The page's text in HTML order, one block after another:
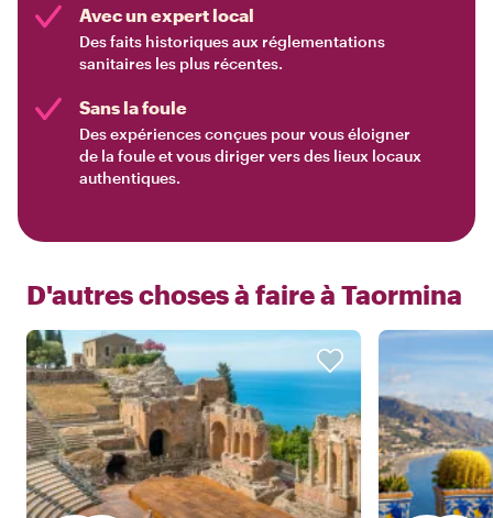
Avec un expert local
Des faits historiques aux réglementations
sanitaires les plus récentes.
Sans la foule
Des expériences conçues pour vous éloigner
de la foule et vous diriger vers des lieux locaux
authentiques.
D'autres choses à faire à Taormina